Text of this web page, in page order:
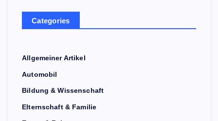
Categories
Allgemeiner Artikel
Automobil
Bildung & Wissenschaft
Elternschaft & Familie